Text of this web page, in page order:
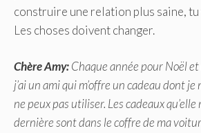
construire une relation plus saine, tu
Les choses doivent changer.
Chère Amy:Chaque année pour Noël
j’ai un ami qui m’offre un cadeau dont je
ne peux pas utiliser. Les cadeaux qu’elle
dernière sont dans le coffre de ma